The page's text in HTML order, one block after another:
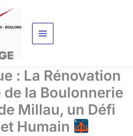
: La Rénovation
de la Boulonnerie
Millau, un Défi
Humain